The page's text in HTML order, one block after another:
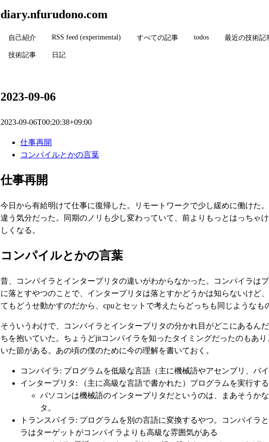
diary.nfurudono.com
自己紹介 RSS feed (experimental) すべての記事 todos 最近の技術記
技術記事 日記
2023-09-06
2023-09-06T00:20:38+09:00
仕事再開
コンパイルとかの言葉
仕事再開
今日から有給明けて仕事に復帰した。リモートワークで少し緩めに働けた
違う気分だった。同期のノリも少し変わっていて、前よりもっとはっちゃ
しくなる。
コンパイルとかの言葉
昔、コンパイラとインタープリタの違いがわからなかった。コンパイラは
に落とすやつのことで、インタープリタは落とすかどうかは知らないけど
てもどうせ動かすのだから、cpuとセットで考えたらどっちも同じようなも
そういうわけで、コンパイラとインタープリタの分かれ目がどこにあるん
ちを抱いていた。ちょうどjitコンパイラを知ったタイミングだったのもあ
いた節がある。あの頃の僕のために今の理解を書いておく。
コンパイラ: プログラムを低級な言語（主に機械語やアセンブリ、バ
インタープリタ: （主に高級な言語で書かれた）プログラムを実行す
パソコンは機械語のインタープリタだというのは、まあそうか
タ。
トランスパイラ: プログラムを別の言語に変換するやつ。コンパイラ
ラはターゲットがコンパイラよりも高級な雰囲気がある